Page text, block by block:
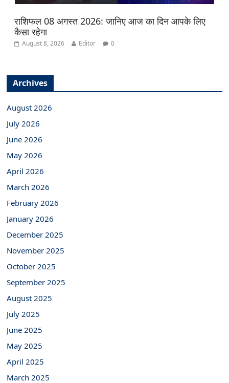
राशिफल 08 अगस्त 2026: जानिए आज का दिन आपके लिए
कैसा रहेगा
August 8, 2026 Editor 0
Archives
August 2026
July 2026
June 2026
May 2026
April 2026
March 2026
February 2026
January 2026
December 2025
November 2025
October 2025
September 2025
August 2025
July 2025
June 2025
May 2025
April 2025
March 2025